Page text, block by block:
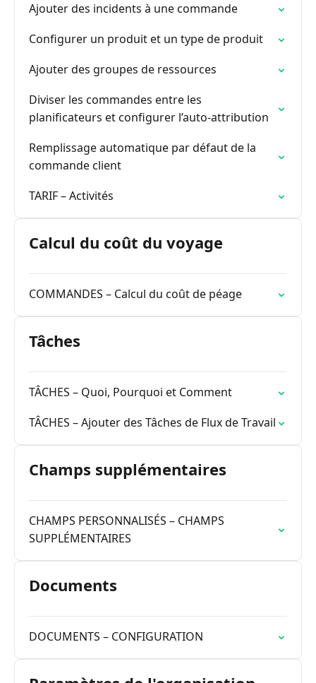
Ajouter des incidents à une commande
Configurer un produit et un type de produit
Ajouter des groupes de ressources
Diviser les commandes entre les
planificateurs et configurer l’auto-attribution
Remplissage automatique par défaut de la
commande client
TARIF – Activités
Calcul du coût du voyage
COMMANDES – Calcul du coût de péage
Tâches
TÂCHES – Quoi, Pourquoi et Comment
TÂCHES – Ajouter des Tâches de Flux de Travail
Champs supplémentaires
CHAMPS PERSONNALISÉS – CHAMPS
SUPPLÉMENTAIRES
Documents
DOCUMENTS – CONFIGURATION